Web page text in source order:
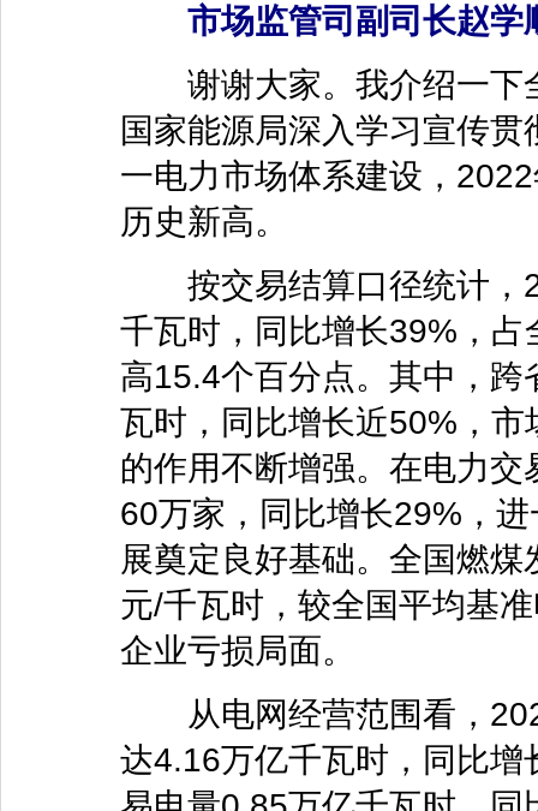
市场监管司副司长赵学
谢谢大家。我介绍一下
国家能源局深入学习宣传
一电力市场体系建设，
历史新高。
按交易结算口径统计，
千瓦时，同比增长39%，
高15.4个百分点。其中，
瓦时，同比增长近50%，
的作用不断增强。在电力
60万家，同比增长29%，
展奠定良好基础。全国燃
元/千瓦时，较全国平均基
企业亏损局面。
从电网经营范围看，
达4.16万亿千瓦时，同比